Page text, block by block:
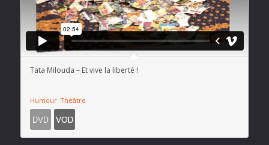
Tata Milouda – Et vive la liberté !
Humour Théâtre